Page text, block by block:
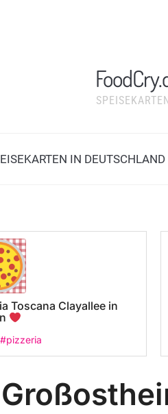
IN DEUTSCHLAND
Toscana Clayallee in
#pizzeria